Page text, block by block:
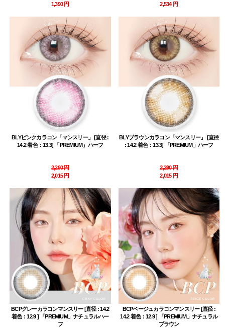
1,390 円
2,534 円
BLYピンクカラコン「マンスリー」 [直径 :
14.2 着色：13.3] 「PREMIUM」ハーフ
2,290 円
2,015 円
BLYブラウンカラコン「マンスリー」 [直径
: 14.2 着色：13.3] 「PREMIUM」ハーフ
2,290 円
2,015 円
BCPグレーカラコンマンスリー [直径 : 14.2
着色：12.9 ] 「PREMIUM」ナチュラルハー
フ
BCPベージュカラコンマンスリー [直径 :
14.2 着色：12.9 ] 「PREMIUM」ナチュラル
ブラウン